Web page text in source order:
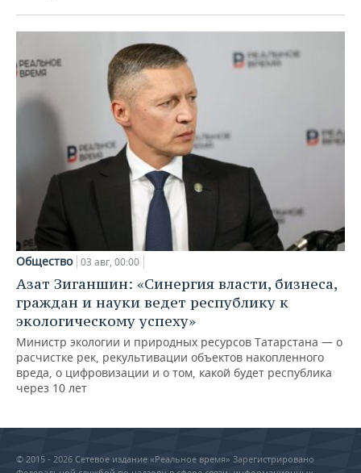
Общество 03 авг, 00:00
Азат Зиганшин: «Синергия власти, бизнеса,
граждан и науки ведет республику к
экологическому успеху»
Министр экологии и природных ресурсов Татарстана — о
расчистке рек, рекультивации объектов накопленного
вреда, о цифровизации и о том, какой будет республика
через 10 лет
© 2015 - 2026 Сетевое издание «Реальное время» Зарегистрировано